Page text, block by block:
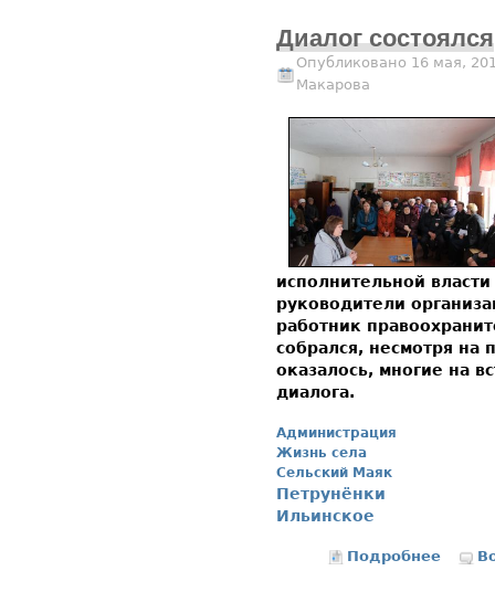
Диалог состоялся
Опубликовано 16 мая,
Макарова
исполнительной
руководители
работник
собрался, несмотря на
оказалось, многие на
диалога.
Администрация
Жизнь села
Сельский Маяк
Петрунёнки
Ильинское
Подробнее о